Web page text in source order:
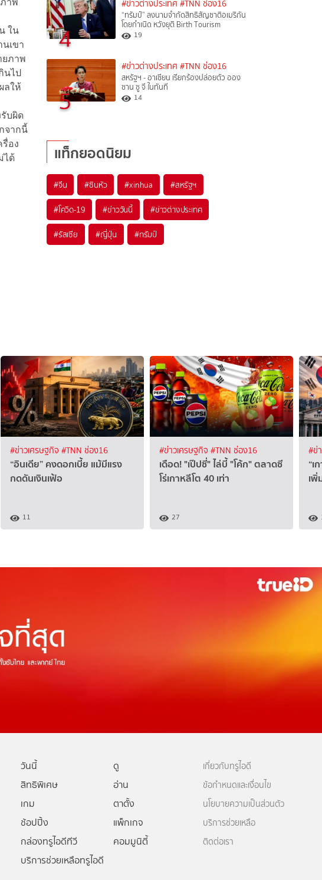
ใน
เขา
ยภาพ
นไป
ลให้
บผิด
จากนี้
อง
ได้
4
#ข่าวต่างประเทศ #TNN ช่อง16
“ทรัมป์” ลงนามจำกัดสิทธิสัญชาติอเมริกัน
โดยกำเนิด หวังยุติ Birth Tourism
19
5
#ข่าวต่างประเทศ #TNN ช่อง16
สหรัฐฯ - อาเซียน เรียกร้องปล่อยตัว ออง
ซาน ซู จี ในทันที
14
แท็กยอดนิยม
#จีน #ซินหัว #xinhua #สหรัฐฯ
#โควิด-19 #ข่าววันนี้ #ข่าวต่างประเทศ
#รัสเซีย #ญี่ปุ่น #ทรัมป์
#ข่าวเศรษฐกิจ #TNN ช่อง16
“อินเดีย” คงดอกเบี้ย แม้มีแรง
กดดันเงินเฟ้อ
11
#ข่าวเศรษฐกิจ #TNN ช่อง16
เดือด! "เป๊ปซี่" ไล่บี้ "โค้ก" ตลาดซี
โร่เกาหลีโต 40 เท่า
27
#ข่
“เ
เพิ่
วันนี้
ดู
สิทธิพิเศษ
อ่าน
เกม
ตาตั้ง
ช้อปปิ้ง
แพ็กเกจ
กล่องทรูไอดีทีวี
คอมมูนิตี้
บริการช่วยเหลือทรูไอดี
เกี่ยวกับทรูไอดี
ข้อกำหนดและเงื่อนไข
นโยบายความเป็นส่วนตัว
บริการช่วยเหลือ
ติดต่อเรา